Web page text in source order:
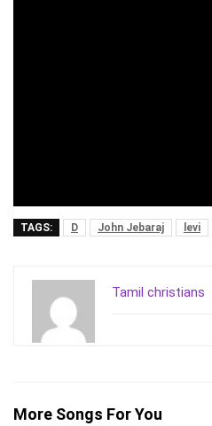
TAGS: D John Jebaraj levi
Tamil christians
More Songs For You